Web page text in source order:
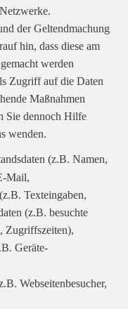
der Geltendmachung
hin, dass diese am
werden
Zugriff auf die Daten
Maßnahmen
Sie dennoch Hilfe
wenden.
(z.B. Namen,
Mail,
Texteingaben,
(z.B. besuchte
Zugriffszeiten),
Geräte-
Webseitenbesucher,